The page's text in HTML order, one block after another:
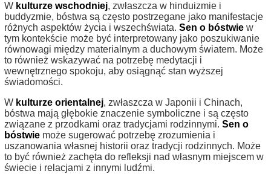
W kulturze wschodniej, zwłaszcza w hinduizmie i
buddyzmie, bóstwa są często postrzegane jako manifestacje
różnych aspektów życia i wszechświata. Sen o bóstwie w
tym kontekście może być interpretowany jako poszukiwanie
równowagi między materialnym a duchowym światem. Może
to również wskazywać na potrzebę medytacji i
wewnętrznego spokoju, aby osiągnąć stan wyższej
świadomości.
W kulturze orientalnej, zwłaszcza w Japonii i Chinach,
bóstwa mają głębokie znaczenie symboliczne i są często
związane z przodkami oraz tradycjami rodzinnymi. Sen o
bóstwie może sugerować potrzebę zrozumienia i
uszanowania własnej historii oraz tradycji rodzinnych. Może
to być również zachęta do refleksji nad własnym miejscem w
świecie i relacjami z innymi ludźmi.